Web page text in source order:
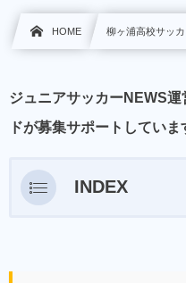
HOME 柳ヶ浦高校サッ
ジュニアサッカーNEWS
ドが募集サポートしていま
INDEX